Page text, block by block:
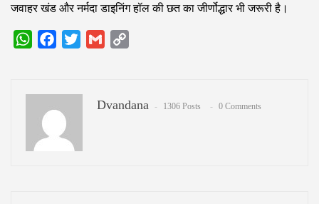
जवाहर खंड और नर्मदा डाइनिंग हॉल की छत का जीर्णोद्धार भी जरूरी है।
WhatsAppFacebook
Twitter Gmail
Dvandana 1306 Posts 0 Comments